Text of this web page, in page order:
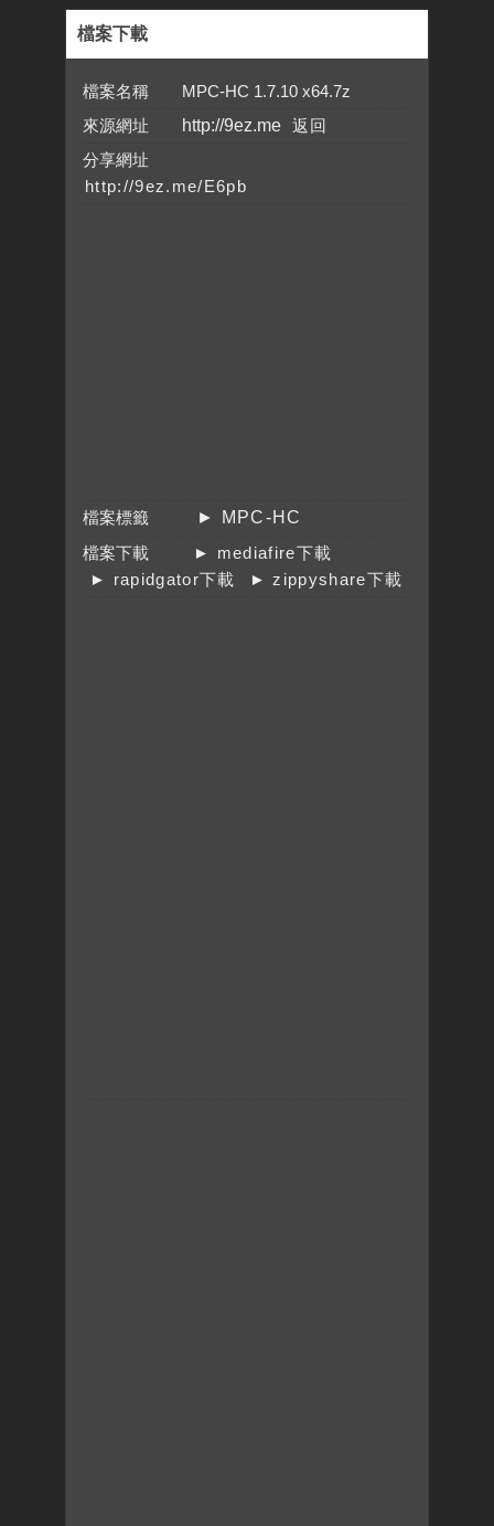
檔案下載
檔案名稱 MPC-HC 1.7.10 x64.7z
來源網址
http://9ez.me
分享網址
檔案標籤
► MPC-HC
檔案下載